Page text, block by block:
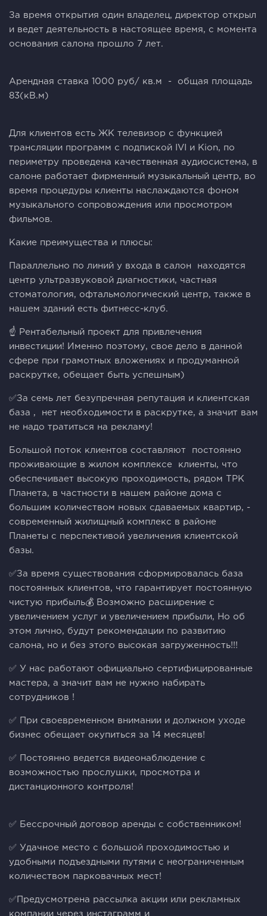
За время открытия один владелец, директор открыл
и ведет деятельность в настоящее время, с момента
основания салона прошло 7 лет.
Арендная ставка 1000 руб/ кв.м - общая площадь
83(кВ.м)
Для клиентов есть ЖК телевизор с функцией
трансляции программ с подпиской IVI и Kion, по
периметру проведена качественная аудиосистема, в
салоне работает фирменный музыкальный центр, во
время процедуры клиенты наслаждаются фоном
музыкального сопровождения или просмотром
фильмов.
Какие преимущества и плюсы:
Параллельно по линий у входа в салон находятся
центр ультразвуковой диагностики, частная
стоматология, офтальмологический центр, также в
нашем зданий есть фитнесс-клуб.
☝️ Рентабельный проект для привлечения
инвестиции! Именно поэтому, свое дело в данной
сфере при грамотных вложениях и продуманной
раскрутке, обещает быть успешным)
✅За семь лет безупречная репутация и клиентская
база , нет необходимости в раскрутке, а значит вам
не надо тратиться на рекламу!
Большой поток клиентов составляют постоянно
проживающие в жилом комплексе клиенты, что
обеспечивает высокую проходимость, рядом ТРК
Планета, в частности в нашем районе дома с
большим количеством новых сдаваемых квартир, -
современный жилищный комплекс в районе
Планеты с перспективой увеличения клиентской
базы.
✅За время существования сформировалась база
постоянных клиентов, что гарантирует постоянную
чистую прибыль💰 Возможно расширение с
увеличением услуг и увеличением прибыли, Но об
этом лично, будут рекомендации по развитию
салона, но и без этого высокая загруженность!!!
✅ У нас работают официально сертифицированные
мастера, а значит вам не нужно набирать
сотрудников !
✅ При своевременном внимании и должном уходе
бизнес обещает окупиться за 14 месяцев!
✅ Постоянно ведется видеонаблюдение с
возможностью прослушки, просмотра и
дистанционного контроля!
✅ Бессрочный договор аренды с собственником!
✅ Удачное место с большой проходимостью и
удобными подъездными путями с неограниченным
количеством парковачных мест!
✅Предусмотрена рассылка акции или рекламных
компании через инстаграмм и